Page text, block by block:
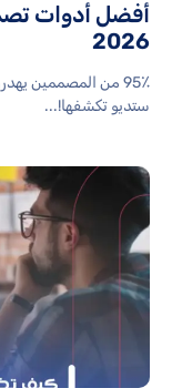
أفضل أدوات
2026
95٪ من المصممين
ستديو تكشفها!...